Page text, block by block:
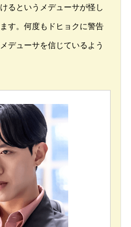
るというメデューサが怪し
す。何度もドヒョクに警告
デューサを信じているよう